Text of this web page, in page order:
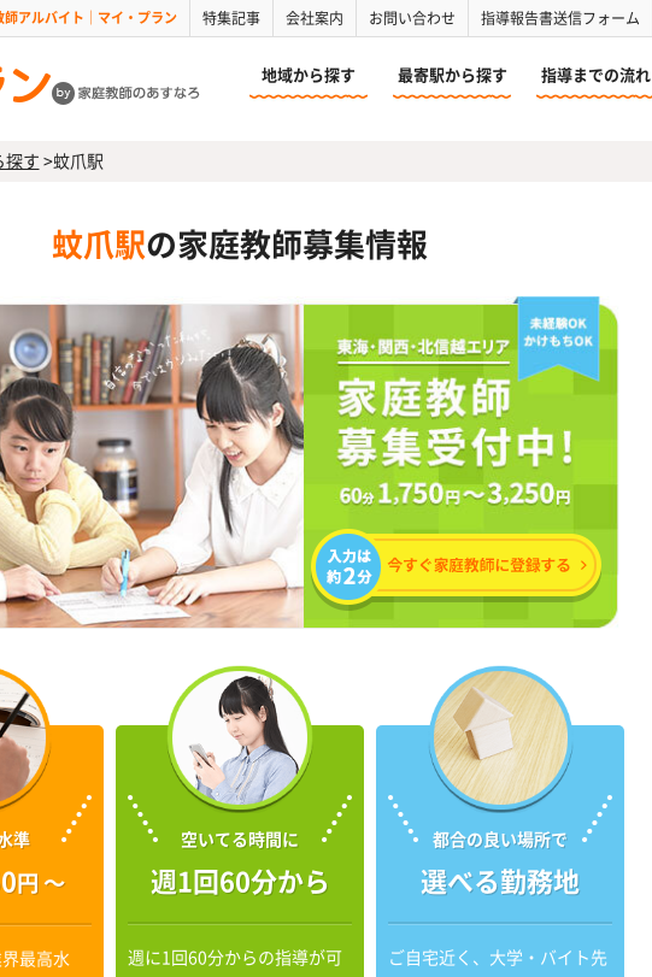
師アルバイト｜マイ・プラン 特集記事 会社案内 お問い合わせ 指導報告書送信フォーム
地域から探す 最寄駅から探す 指導までの流れ
探す >蚊爪駅
蚊爪駅の家庭教師募集情報
準
円 〜
最高水
空いてる時間に
週1回60分から
週に1回60分からの指導が可
都合の良い場所で
選べる勤務地
ご自宅近く、大学・バイト先